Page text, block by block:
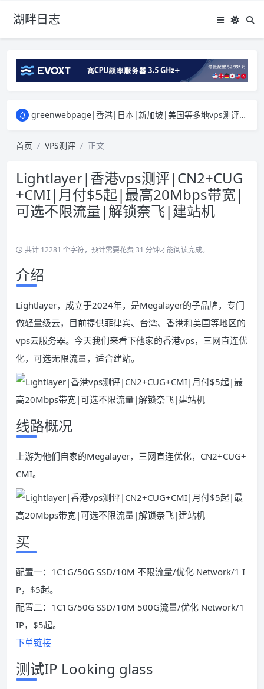
湖畔日志
greenwebpage|香港|日本|新加坡|美国等多地vps测评|移动直连|1Gbps带宽|年付€29
首页
VPS测评 正文
Lightlayer|香港vps测评|CN2+CUG
+CMI|月付$5起|最高20Mbps带宽|
可选不限流量|解锁奈飞|建站机
共计 12281 个字符，预计需要花费 31 分钟才能阅读完成。
介绍
Lightlayer，成立于2024年，是Megalayer的子品牌，专门
做轻量级云，目前提供菲律宾、台湾、香港和美国等地区的
vps云服务器。今天我们来看下他家的香港vps，三网直连优
化，可选无限流量，适合建站。
线路概况
上游为他们自家的Megalayer，三网直连优化，CN2+CUG+
CMI。
买
配置一：1C1G/50G SSD/10M 不限流量/优化 Network/1 I
P，$5起。
配置二：1C1G/50G SSD/10M 500G流量/优化 Network/1
IP，$5起。
下单链接
测试IP Looking glass